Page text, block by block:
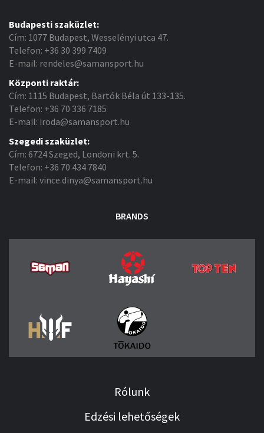
Budapesti szaküzlet:
Cím: 1077 Budapest, Wesselényi utca 47.
Telefon: +36 30 399 7409
E-mail: rendeles@samansport.hu
Központi raktár:
Cím: 1115 Budapest, Bartók Béla út 133-135.
Telefon: +36 70 336 7185
E-mail: iroda@samansport.hu
Szegedi szaküzlet:
Cím: 6724 Szeged, Londoni krt. 5.
Telefon: +36 70 434 7840
E-mail: vince.dinya@samansport.hu
BRANDS
Rólunk
Edzési lehetőségek